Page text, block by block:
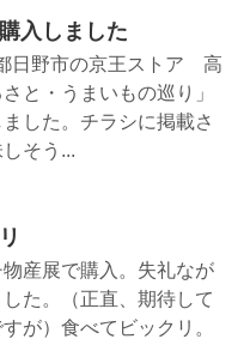
入しました
日野市の京王ストア 高
と・うまいもの巡り」
した。チラシに掲載さ
そう...
産展で購入。失礼なが
た。（正直、期待して
が）食べてビックリ。